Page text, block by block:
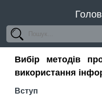
Вибір методів
використання
Вступ